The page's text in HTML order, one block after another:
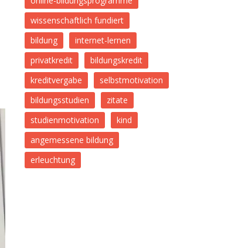
wissenschaftlich fundiert
bildung
internet-lernen
privatkredit
bildungskredit
kreditvergabe
selbstmotivation
bildungsstudien
zitate
studienmotivation
kind
angemessene bildung
erleuchtung